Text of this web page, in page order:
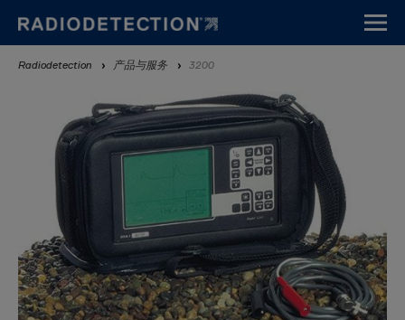
main
content
Breadcrumb
Radiodetection 产品与服务 3200